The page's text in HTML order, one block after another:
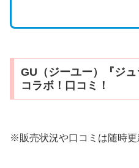
GU（ジーユー）『ジュ
コラボ！口コミ！
※販売状況や口コミは随時更